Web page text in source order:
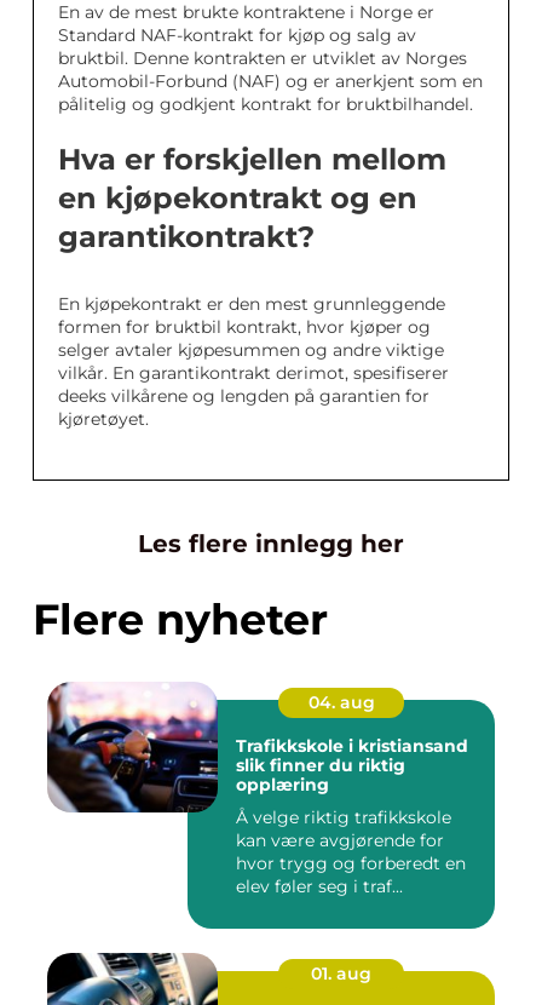
En av de mest brukte kontraktene i Norge er
Standard NAF-kontrakt for kjøp og salg av
bruktbil. Denne kontrakten er utviklet av Norges
Automobil-Forbund (NAF) og er anerkjent som en
pålitelig og godkjent kontrakt for bruktbilhandel.
Hva er forskjellen mellom
en kjøpekontrakt og en
garantikontrakt?
En kjøpekontrakt er den mest grunnleggende
formen for bruktbil kontrakt, hvor kjøper og
selger avtaler kjøpesummen og andre viktige
vilkår. En garantikontrakt derimot, spesifiserer
deeks vilkårene og lengden på garantien for
kjøretøyet.
Les flere innlegg her
Flere nyheter
04. aug
Trafikkskole i kristiansand
slik finner du riktig
opplæring
Å velge riktig trafikkskole
kan være avgjørende for
hvor trygg og forberedt en
elev føler seg i traf...
01. aug